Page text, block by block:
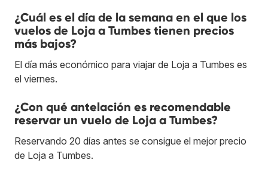
¿Cuál es el día de la semana en el que los
vuelos de Loja a Tumbes tienen precios
más bajos?
El día más económico para viajar de Loja a Tumbes es
el viernes.
¿Con qué antelación es recomendable
reservar un vuelo de Loja a Tumbes?
Reservando 20 días antes se consigue el mejor precio
de Loja a Tumbes.